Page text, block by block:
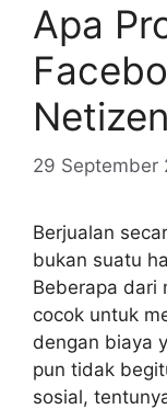
Apa
29 September
Berjualan
bukan suatu
Beberapa dari
cocok untuk
dengan biaya
pun tidak
sosial,